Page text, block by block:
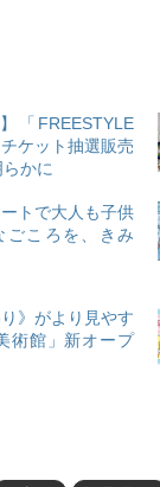
「FREESTYLE
ケット抽選販売
かに
トで大人も子供
ごころを、きみ
》がより見やす
術館」新オープ